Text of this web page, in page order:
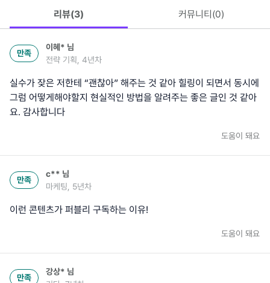
리뷰(3) 커뮤니티(0)
만족
이혜* 님
전략 기획, 4년차
실수가 잦은 저한테 “괜찮아” 해주는 것 같아 힐링이 되면서 동시에
그럼 어떻게해야할지 현실적인 방법을 알려주는 좋은 글인 것 같아
요. 감사합니다
도움이 돼요
만족
c** 님
마케팅, 5년차
이런 콘텐츠가 퍼블리 구독하는 이유!
도움이 돼요
만족
강상* 님